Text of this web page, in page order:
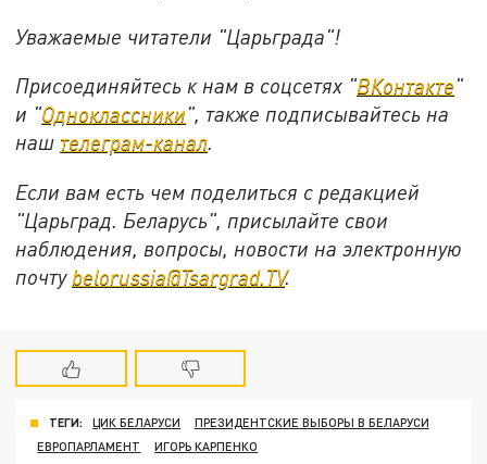
Уважаемые читатели "Царьграда"!
Присоединяйтесь к нам в соцсетях "ВКонтакте"
и "Одноклассники", также подписывайтесь на
наш телеграм-канал.
Если вам есть чем поделиться с редакцией
"Царьград. Беларусь", присылайте свои
наблюдения, вопросы, новости на электронную
почту belorussia@Tsargrad.TV.
ТЕГИ: ЦИК БЕЛАРУСИ
ПРЕЗИДЕНТСКИЕ ВЫБОРЫ В БЕЛАРУСИ
ЕВРОПАРЛАМЕНТ
ИГОРЬ КАРПЕНКО